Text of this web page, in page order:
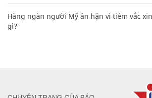
Hàng ngàn người Mỹ ân hận vì tiêm vắc xin
gì?